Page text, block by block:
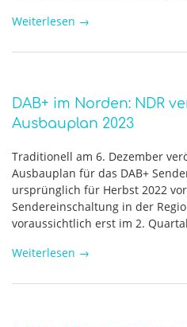
Weiterlesen →
DAB+ im Norden: NDR
Ausbauplan 2023
Traditionell am 6. Dezember
Ausbauplan für das DAB+
ursprünglich für Herbst 2022
Sendereinschaltung in der
voraussichtlich erst im 2.
Weiterlesen →